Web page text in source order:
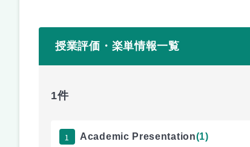
授業評価・楽単情報一覧
1件
1 Academic Presentation(1)